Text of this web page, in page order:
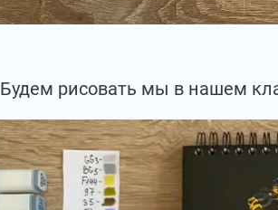
Будем рисовать мы в нашем